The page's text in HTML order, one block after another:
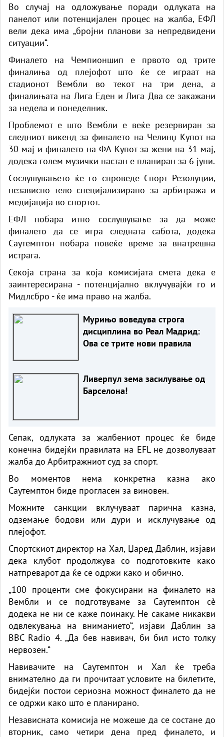
Во случај на одложување поради одлуката на
панелот или потенцијален процес на жалба, ЕФЛ
вели дека има „бројни планови за непредвидени
ситуации“.
Финалето на Чемпионшип е првото од трите
финалиња од плејофот што ќе се играат на
стадионот Вембли во текот на три дена, а
финалињата на Лига Еден и Лига Два се закажани
за недела и понеделник.
Проблемот е што Вембли е веќе резервиран за
следниот викенд за финалето на Челинџ Купот на
30 мај и финалето на ФА Купот за жени на 31 мај,
додека голем музички настан е планиран за 6 јуни.
Сослушувањето ќе го спроведе Спорт Резолуции,
независно тело специјализирано за арбитража и
медијација во спортот.
ЕФЛ побара итно сослушување за да може
финалето да се игра следната сабота, додека
Саутемптон побара повеќе време за внатрешна
истрага.
Секоја страна за која комисијата смета дека е
заинтересирана - потенцијално вклучувајќи го и
Мидлсбро - ќе има право на жалба.
Мурињо воведува строга
дисциплина во Реал Мадрид:
Ова се трите нови правила
Ливерпул зема засилување од
Барселона!
Сепак, одлуката за жалбениот процес ќе биде
конечна бидејќи правилата на EFL не дозволуваат
жалба до Арбитражниот суд за спорт.
Во моментов нема конкретна казна ако
Саутемптон биде прогласен за виновен.
Можните санкции вклучуваат парична казна,
одземање бодови или дури и исклучување од
плејофот.
Спортскиот директор на Хал, Џаред Даблин, изјави
дека клубот продолжува со подготовките како
натпреварот да ќе се одржи како и обично.
„100 проценти сме фокусирани на финалето на
Вембли и се подготвуваме за Саутемптон сè
додека не ни се каже поинаку. Не сакаме никакви
одвлекувања на вниманието“, изјави Даблин за
BBC Radio 4. „Да бев навивач, би бил исто толку
нервозен.“
Навивачите на Саутемптон и Хал ќе треба
внимателно да ги прочитаат условите на билетите,
бидејќи постои сериозна можност финалето да не
се одржи како што е планирано.
Независната комисија не можеше да се состане до
вторник, само четири дена пред финалето, и